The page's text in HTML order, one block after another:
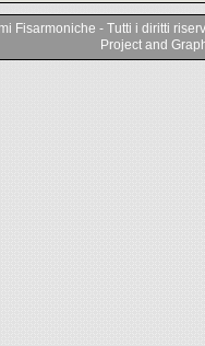
Fisarmoniche - Tutti i diritti
Project and